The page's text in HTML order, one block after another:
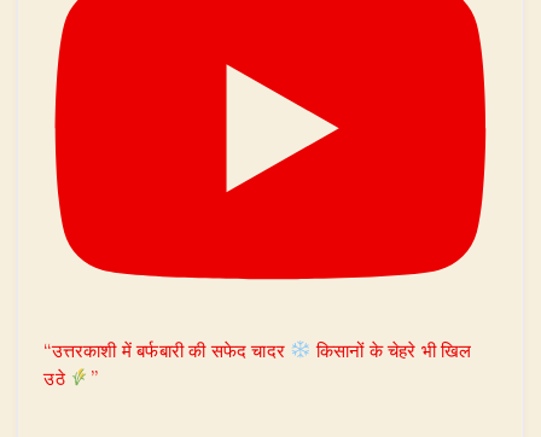
“उत्तरकाशी में बर्फबारी की सफेद चादर
किसानों के चेहरे भी खिल
उठे
”